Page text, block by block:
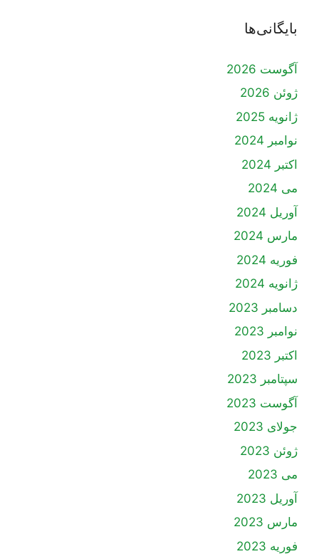
بایگانی‌ها
آگوست 2026
ژوئن 2026
ژانویه 2025
نوامبر 2024
اکتبر 2024
می 2024
آوریل 2024
مارس 2024
فوریه 2024
ژانویه 2024
دسامبر 2023
نوامبر 2023
اکتبر 2023
سپتامبر 2023
آگوست 2023
جولای 2023
ژوئن 2023
می 2023
آوریل 2023
مارس 2023
فوریه 2023